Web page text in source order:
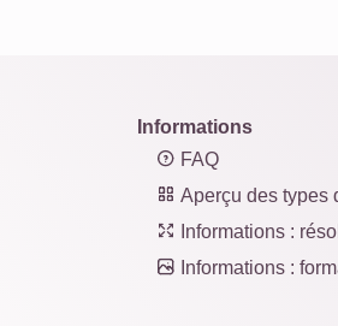
Informations
FAQ
Aperçu des types
Informations :
Informations :